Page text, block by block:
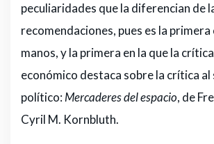
peculiaridades que la diferencian de
recomendaciones, pues es la
manos, y la primera en la que la
económico destaca sobre la crítica al
político:Mercaderes del espacio, de
Cyril M. Kornbluth.